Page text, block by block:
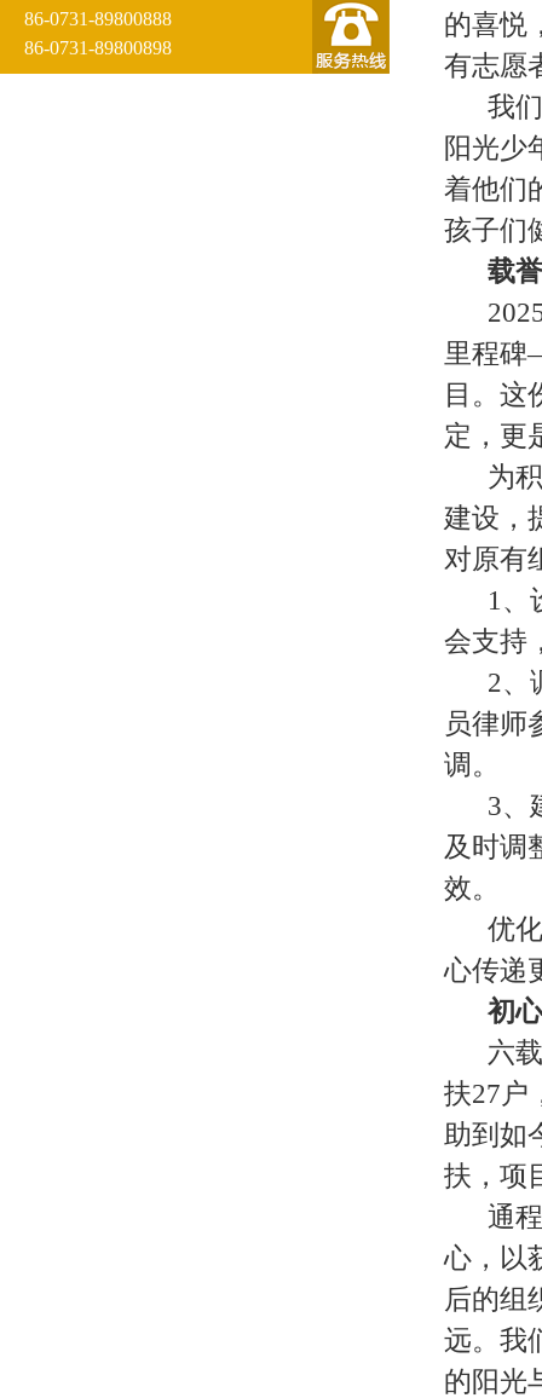
86-0731-89800888
86-0731-89800898
的喜悦
有志愿
我
阳光少
着他们
孩子们
载
里程碑
目。这
定，更
为
建设，
对原有
1、
会支持
2、
员律师
调。
3、
及时调
效。
优
心传递
初
六
扶27户
助到如
扶，项
通
心，以
后的组
远。我
的阳光